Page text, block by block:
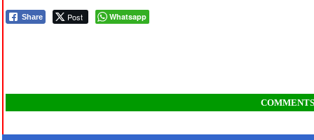
Share Post Whatsapp
COMMENTS